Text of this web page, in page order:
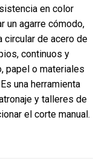
en color
un agarre cómodo,
circular de acero de
continuos y
papel o materiales
una herramienta
y talleres de
el corte manual.